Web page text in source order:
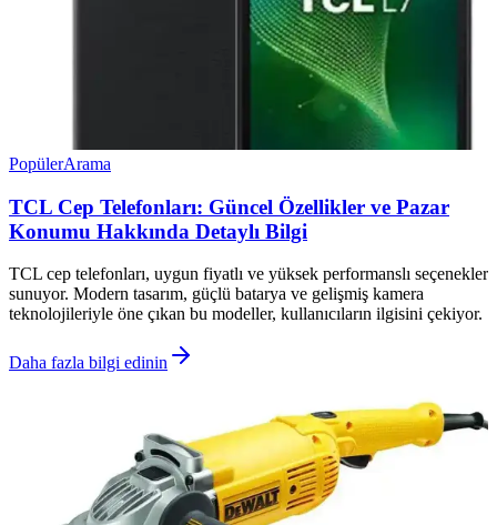
PopülerArama
TCL Cep Telefonları: Güncel Özellikler ve Pazar
Konumu Hakkında Detaylı Bilgi
TCL cep telefonları, uygun fiyatlı ve yüksek performanslı seçenekler
sunuyor. Modern tasarım, güçlü batarya ve gelişmiş kamera
teknolojileriyle öne çıkan bu modeller, kullanıcıların ilgisini çekiyor.
Daha fazla bilgi edinin